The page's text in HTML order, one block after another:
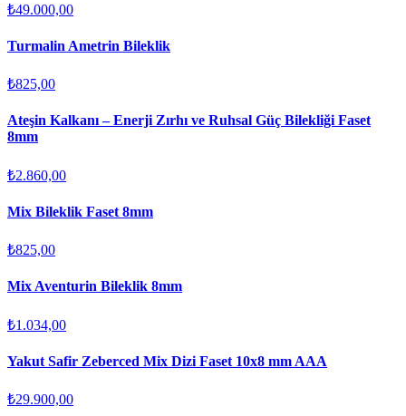
₺49.000,00
Turmalin Ametrin Bileklik
₺825,00
Ateşin Kalkanı – Enerji Zırhı ve Ruhsal Güç Bilekliği Faset
8mm
₺2.860,00
Mix Bileklik Faset 8mm
₺825,00
Mix Aventurin Bileklik 8mm
₺1.034,00
Yakut Safir Zeberced Mix Dizi Faset 10x8 mm AAA
₺29.900,00